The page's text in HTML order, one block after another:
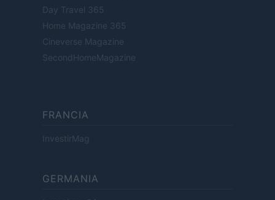
Day Travel 365
Home Magazine 365
Cineverse Magazine
SecondHomeMagazine
FRANCIA
InvestirMag
GERMANIA